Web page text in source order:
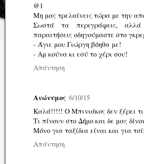
@1
Μη μας τρελαίνεις τώρα με την
Σωστά τα περιγράφεις,
παραιτήσεις οδηγούμαστε στο
- Άγιε μου Γιώργη βόηθα με!
- Αμ κούνα κι εσύ το χέρι σου!
Απάντηση
Ανώνυμος 6/10/15
Καλά!!!!! Ο Μπινιάκος δεν ξέρει
Τι πίνουν στο Δήμο και δε μας
Μόνο για ταξίδια είναι και για
Απάντηση